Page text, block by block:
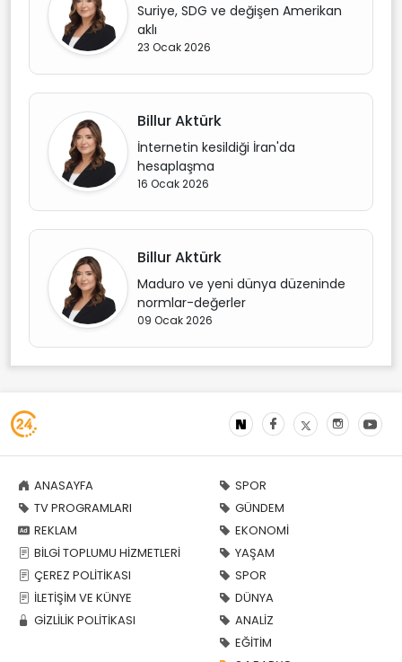
Suriye, SDG ve değişen Amerikan
aklı
23 Ocak 2026
Billur Aktürk
İnternetin kesildiği İran'da
hesaplaşma
16 Ocak 2026
Billur Aktürk
Maduro ve yeni dünya düzeninde
normlar-değerler
09 Ocak 2026
ANASAYFA
TV PROGRAMLARI
REKLAM
BİLGİ TOPLUMU HİZMETLERİ
ÇEREZ POLİTİKASI
İLETİŞİM VE KÜNYE
GİZLİLİK POLİTİKASI
SPOR
GÜNDEM
EKONOMİ
YAŞAM
SPOR
DÜNYA
ANALİZ
EĞİTİM